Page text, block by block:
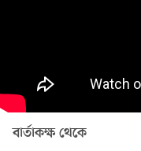
বার্তাকক্ষ থেকে